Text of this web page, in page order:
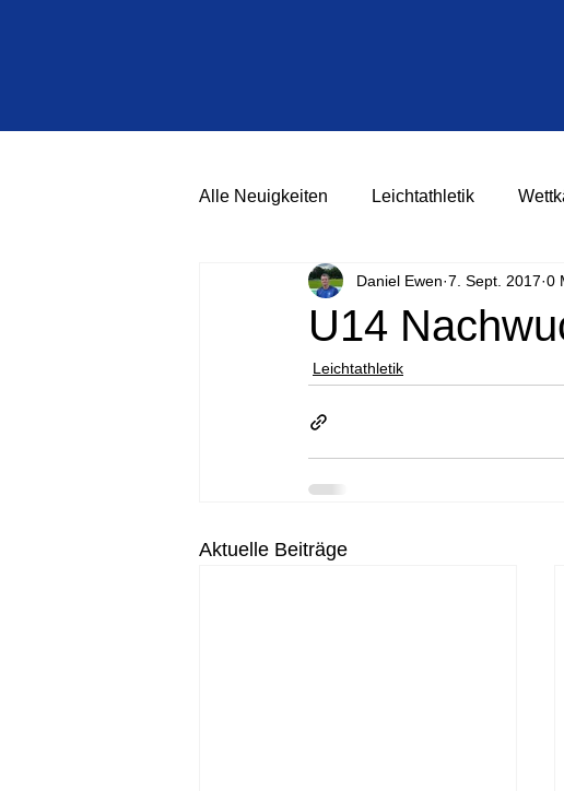
Alle Neuigkeiten Leichtathletik
U14
Daniel Ewen 7. Sept. 2017 0
Leichtathletik
Aktuelle Beiträge